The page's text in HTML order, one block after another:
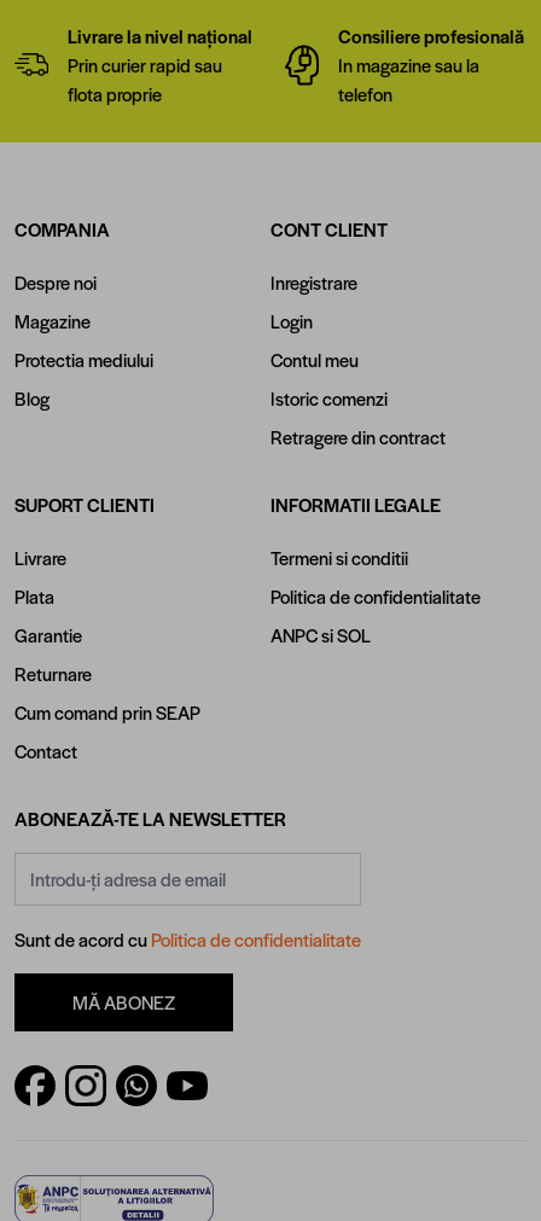
Livrare la nivel național
Prin curier rapid sau
flota proprie
Consiliere profesională
In magazine sau la
telefon
COMPANIA
Despre noi
Magazine
Protectia mediului
Blog
CONT CLIENT
Inregistrare
Login
Contul meu
Istoric comenzi
Retragere din contract
SUPORT CLIENTI
Livrare
Plata
Garantie
Returnare
Cum comand prin SEAP
Contact
INFORMATII LEGALE
Termeni si conditii
Politica de confidentialitate
ANPCsiSOL
ABONEAZĂ-TE LA NEWSLETTER
Sunt de acord cuPolitica de confidentialitate
MĂ ABONEZ